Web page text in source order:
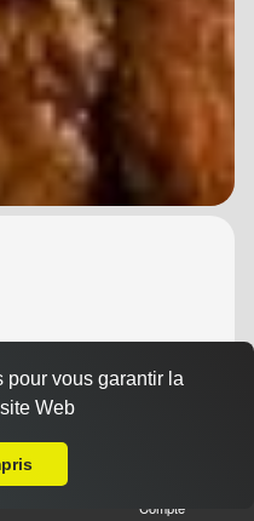
Compte
vous garantir la
Web